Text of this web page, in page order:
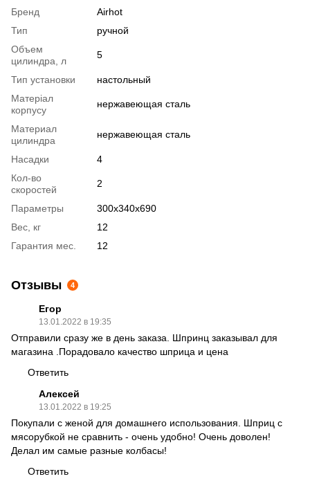
Бренд
Airhot
Тип
ручной
Объем
цилиндра, л
5
Тип установки
настольный
Матеріал
корпусу
нержавеющая сталь
Материал
цилиндра
нержавеющая сталь
Насадки
4
Кол-во
скоростей
2
Параметры
300х340х690
Вес, кг
12
Гарантия мес.
12
Отзывы 4
Егор
13.01.2022 в 19:35
Отправили сразу же в день заказа. Шпринц заказывал для
магазина .Порадовало качество шприца и цена
Ответить
Алексей
13.01.2022 в 19:25
Покупали с женой для домашнего использования. Шприц с
мясорубкой не сравнить - очень удобно! Очень доволен!
Делал им самые разные колбасы!
Ответить